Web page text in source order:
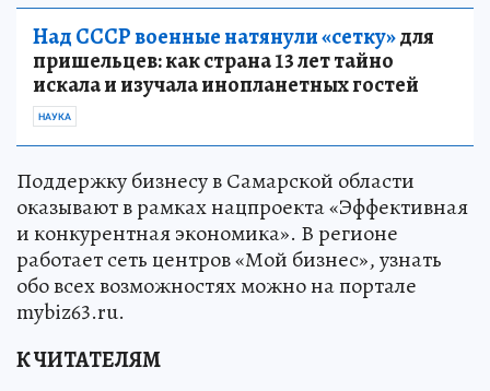
Над СССР военные натянули «сетку»для
пришельцев: как страна 13 лет тайно
искала и изучала инопланетных гостей
НАУКА
Поддержку бизнесу в Самарской области
оказывают в рамках нацпроекта «Эффективная
и конкурентная экономика». В регионе
работает сеть центров «Мой бизнес», узнать
обо всех возможностях можно на портале
mybiz63.ru.
К ЧИТАТЕЛЯМ